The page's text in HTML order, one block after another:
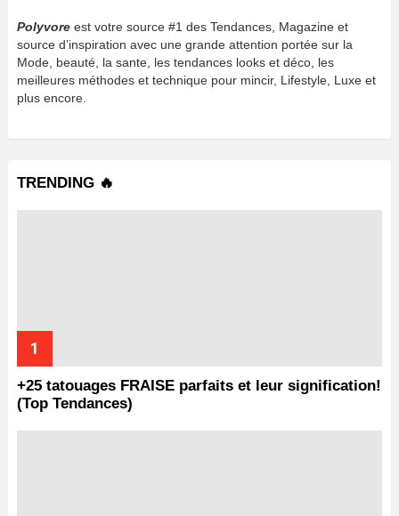
Polyvore est votre source #1 des Tendances, Magazine et
source d’inspiration avec une grande attention portée sur la
Mode, beauté, la sante, les tendances looks et déco, les
meilleures méthodes et technique pour mincir, Lifestyle, Luxe et
plus encore.
TRENDING 🔥
+25 tatouages ​​FRAISE parfaits et leur signification!
(Top Tendances)